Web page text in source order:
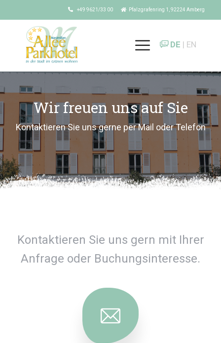
+49 9621/33 00 Pfalzgrafenring 1, 92224 Amberg
DE | EN
Wir freuen uns auf Sie
Kontaktieren Sie uns gerne per Mail oder Telefon
Kontaktieren Sie uns gern mit Ihrer
Anfrage oder Buchungsinteresse.